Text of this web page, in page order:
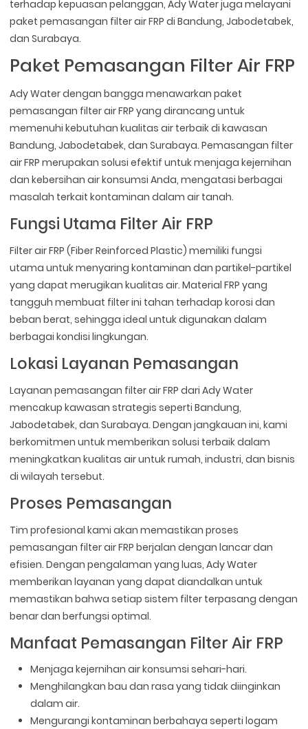
terhadap kepuasan pelanggan, Ady Water juga melayani
paket pemasangan filter air FRP di Bandung, Jabodetabek,
dan Surabaya.
Paket Pemasangan Filter Air FRP
Ady Water dengan bangga menawarkan paket
pemasangan filter air FRP yang dirancang untuk
memenuhi kebutuhan kualitas air terbaik di kawasan
Bandung, Jabodetabek, dan Surabaya. Pemasangan filter
air FRP merupakan solusi efektif untuk menjaga kejernihan
dan kebersihan air konsumsi Anda, mengatasi berbagai
masalah terkait kontaminan dalam air tanah.
Fungsi Utama Filter Air FRP
Filter air FRP (Fiber Reinforced Plastic) memiliki fungsi
utama untuk menyaring kontaminan dan partikel-partikel
yang dapat merugikan kualitas air. Material FRP yang
tangguh membuat filter ini tahan terhadap korosi dan
beban berat, sehingga ideal untuk digunakan dalam
berbagai kondisi lingkungan.
Lokasi Layanan Pemasangan
Layanan pemasangan filter air FRP dari Ady Water
mencakup kawasan strategis seperti Bandung,
Jabodetabek, dan Surabaya. Dengan jangkauan ini, kami
berkomitmen untuk memberikan solusi terbaik dalam
meningkatkan kualitas air untuk rumah, industri, dan bisnis
di wilayah tersebut.
Proses Pemasangan
Tim profesional kami akan memastikan proses
pemasangan filter air FRP berjalan dengan lancar dan
efisien. Dengan pengalaman yang luas, Ady Water
memberikan layanan yang dapat diandalkan untuk
memastikan bahwa setiap sistem filter terpasang dengan
benar dan berfungsi optimal.
Manfaat Pemasangan Filter Air FRP
Menjaga kejernihan air konsumsi sehari-hari.
Menghilangkan bau dan rasa yang tidak diinginkan
dalam air.
Mengurangi kontaminan berbahaya seperti logam